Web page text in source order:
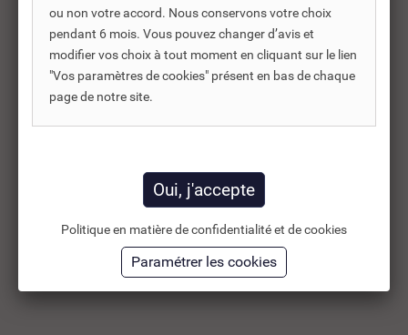
REF DNC :800301
PASTILLE POUR FILTRE À
88,54 € HT
Ajouter au panier
ou non votre accord. Nous conservons votre choix
pendant 6 mois. Vous pouvez changer d’avis et
modifier vos choix à tout moment en cliquant sur le lien
"Vos paramètres de cookies" présent en bas de chaque
page de notre site.
Politique en matière de confidentialité et de cookies